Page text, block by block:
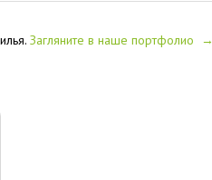
Загляните в наше портфолио →